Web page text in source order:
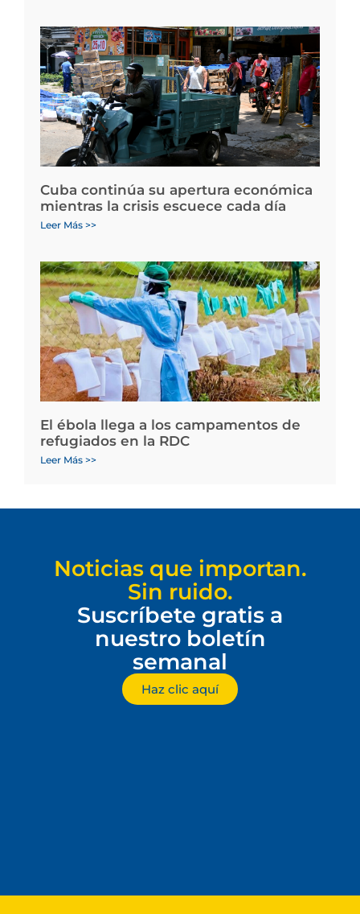
Cuba continúa su apertura económica
mientras la crisis escuece cada día
Leer Más >>
El ébola llega a los campamentos de
refugiados en la RDC
Leer Más >>
Noticias que importan.
Sin ruido.
Suscríbete gratis a
nuestro boletín
semanal
Haz clic aquí